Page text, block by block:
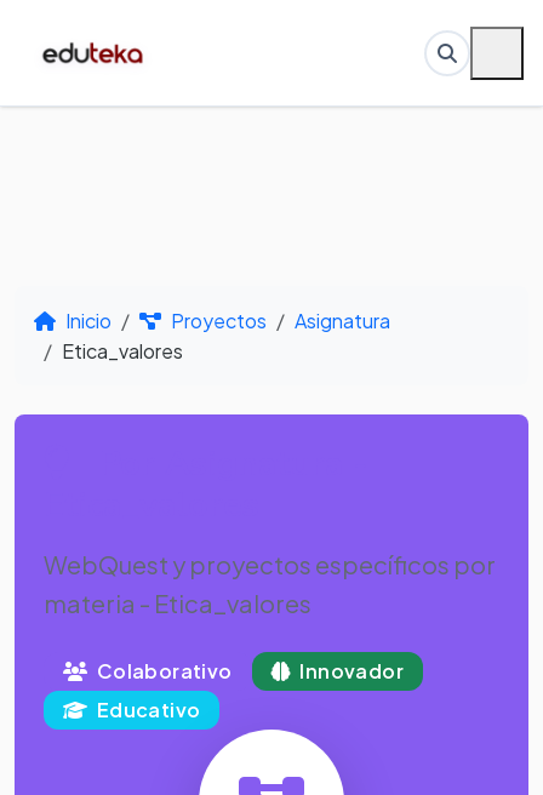
Inicio Proyectos
Asignatura
Etica_valores
WebQuest y proyectos específicos por
materia - Etica_valores
Colaborativo
Innovador
Educativo